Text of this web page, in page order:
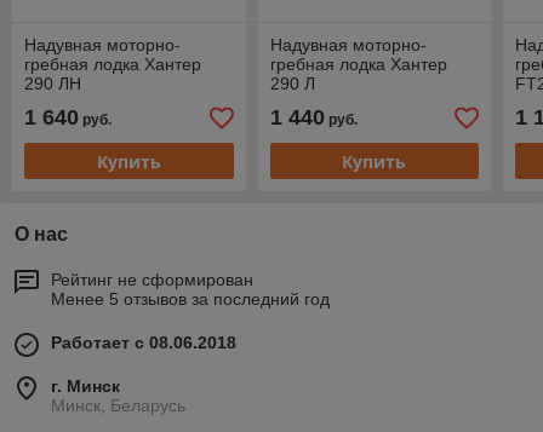
Надувная моторно-
гребная лодка Хантер
290 ЛН
1 640 руб.
Купить
Надувная моторно-
гребная лодка Хантер
290 Л
1 440руб.
Купить
1
О нас
Рейтинг не сформирован
Менее 5 отзывов за последний год
Работает с 08.06.2018
г. Минск
Минск, Беларусь